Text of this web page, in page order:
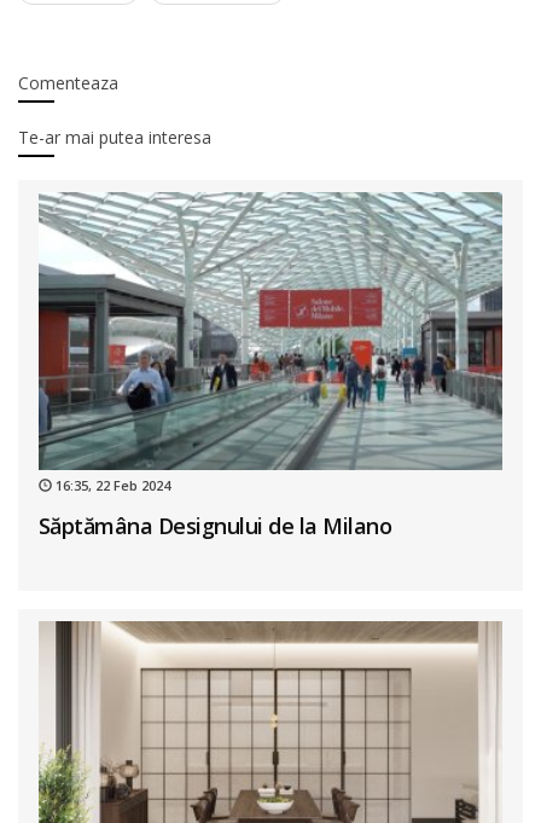
Comenteaza
Te-ar mai putea interesa
16:35, 22 Feb 2024
Săptămâna Designului de la Milano